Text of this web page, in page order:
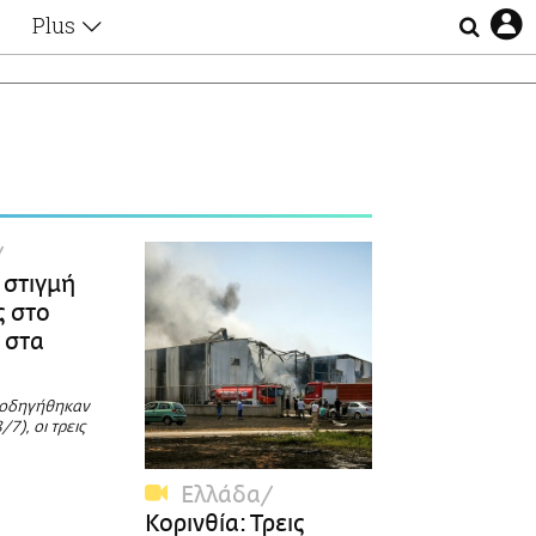
Plus
Απώλειες
Lgbtqi+
Επιλογές
στο
στα
οδηγήθηκαν
οι τρεις
Ελλάδα
Κορινθία: Τρεις